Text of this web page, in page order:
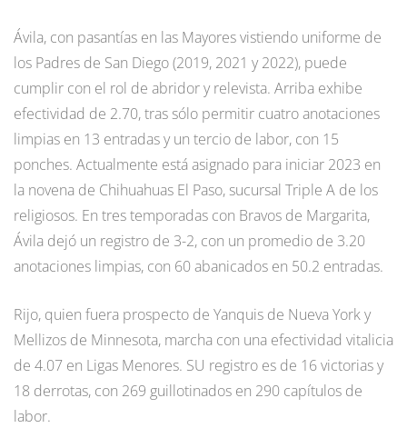
Ávila, con pasantías en las Mayores vistiendo uniforme de
los Padres de San Diego (2019, 2021 y 2022), puede
cumplir con el rol de abridor y relevista. Arriba exhibe
efectividad de 2.70, tras sólo permitir cuatro anotaciones
limpias en 13 entradas y un tercio de labor, con 15
ponches. Actualmente está asignado para iniciar 2023 en
la novena de Chihuahuas El Paso, sucursal Triple A de los
religiosos. En tres temporadas con Bravos de Margarita,
Ávila dejó un registro de 3-2, con un promedio de 3.20
anotaciones limpias, con 60 abanicados en 50.2 entradas.
Rijo, quien fuera prospecto de Yanquis de Nueva York y
Mellizos de Minnesota, marcha con una efectividad vitalicia
de 4.07 en Ligas Menores. SU registro es de 16 victorias y
18 derrotas, con 269 guillotinados en 290 capítulos de
labor.